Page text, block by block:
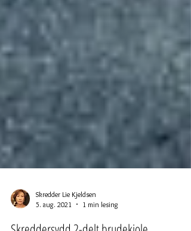
5. aug. 2021
1 min lesing